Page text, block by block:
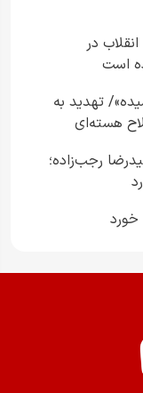
در
است​
تهدید به
هسته‌ای
حمیدرضا رجب‌زاده؛